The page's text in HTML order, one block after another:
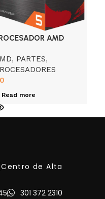
AMD
, PARTES,
0
Read more
de Alta
301 372 2310